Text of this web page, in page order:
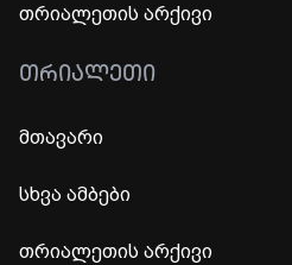
თრიალეთის არქივი
ᲗᲠᲘᲐᲚᲔᲗᲘ
მთავარი
სხვა ამბები
თრიალეთის არქივი